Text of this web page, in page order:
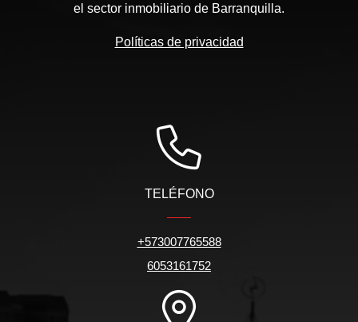
el sector inmobiliario de Barranquilla.
Políticas de privacidad
TELÉFONO
+573007765588
6053161752